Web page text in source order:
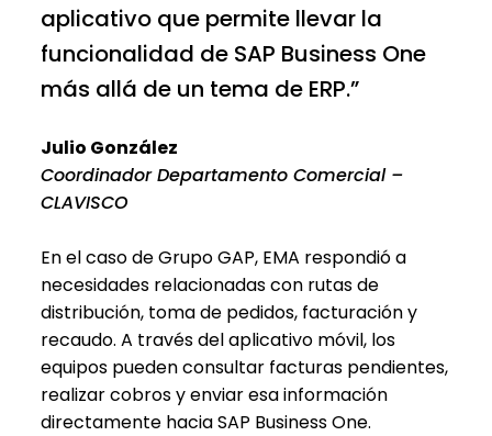
aplicativo que permite llevar la
funcionalidad de SAP Business One
más allá de un tema de ERP.”
Julio González
Coordinador Departamento Comercial –
CLAVISCO
En el caso de Grupo GAP, EMA respondió a
necesidades relacionadas con rutas de
distribución, toma de pedidos, facturación y
recaudo. A través del aplicativo móvil, los
equipos pueden consultar facturas pendientes,
realizar cobros y enviar esa información
directamente hacia SAP Business One.